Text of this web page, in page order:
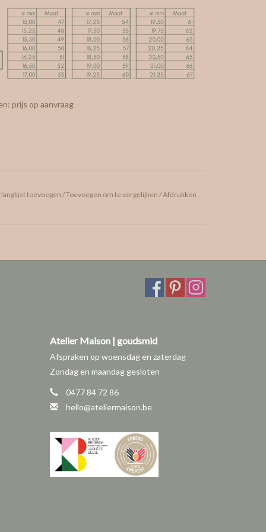
prijs op aanvraag
toevoegen /Toevoegen om te vergelijken /Afdrukken
Atelier Maison | goudsmid
Afspraken op woensdag en zaterdag
Zondag en maandag gesloten
0477 84 72 86
hello@ateliermaison.be